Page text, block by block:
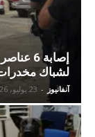
لشباك مخدرات
آنفانيوز - 23 يوليو، 2026